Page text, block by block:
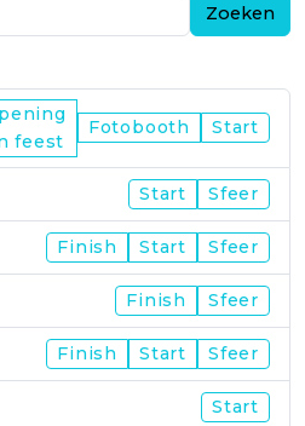
Zoeken
feest
Fotobooth Start
Start Sfeer
Finish Start Sfeer
Finish Sfeer
Finish Start Sfeer
Start